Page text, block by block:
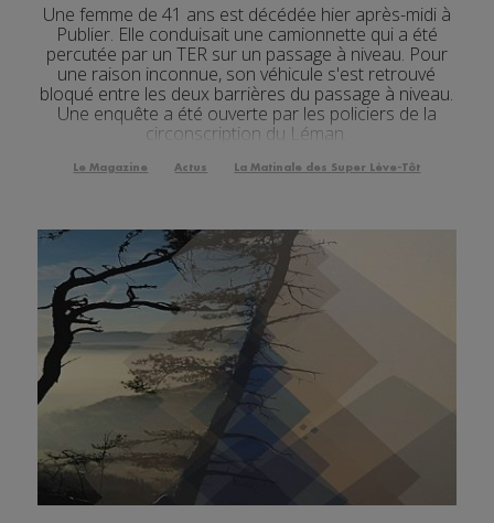
Une femme de 41 ans est décédée hier après-midi à
Publier. Elle conduisait une camionnette qui a été
percutée par un TER sur un passage à niveau. Pour
une raison inconnue, son véhicule s'est retrouvé
bloqué entre les deux barrières du passage à niveau.
Une enquête a été ouverte par les policiers de la
circonscription du Léman.
Le Magazine Actus La Matinale des Super Lève-Tôt